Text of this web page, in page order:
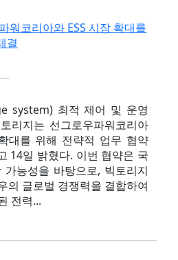
워코리아와 ESS 시장 확대를
결
system) 최적 제어 및 운영
리지는 선그로우파워코리아
대를 위해 전략적 업무 협약
14일 밝혔다. 이번 협약은 국
가능성을 바탕으로, 빅토리지
의 글로벌 경쟁력을 결합하여
전력...